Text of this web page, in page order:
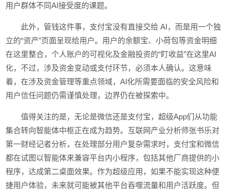
用户群体不同AI接受度的课题。
此外，管钱这件事，支付宝没有直接交给 AI，而是用一个独
立的“资产”页面呈现给用户。用户的余额宝、小荷包等资金明细
在这里整合，个人账户的可视化及金融投资的“盯收益”在这里AI
化，不过，涉及资金变动或支付环节，必须本人确认。这意味
着，在涉及资金管理等重点领域，AI化所需要面临的安全风险和
用户信任问题仍需谨慎处理，边界仍在被探索中。
值得关注的是，无论是微信还是支付宝，超级App们从功能
集合转向智能体中枢正在成为趋势。互联网产业分析师张书乐对
第一财经记者分析，在处理部分用户复杂需求时，支付宝和微信
都在试图以智能体来兼容平台内小程序，包括其他厂商提供的小
程序，达成第二桌面效果。作为超级应用，如果不能实现这种便
捷用户体验，未来就可能被其他平台吞噬流量和用户活跃度。但